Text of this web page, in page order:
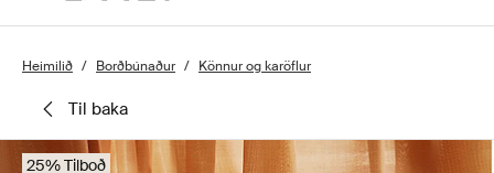
Heimilið Borðbúnaður Könnur og karöflur
til baka
25% Tilboð